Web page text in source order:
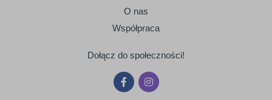
O nas
Współpraca
Dołącz do społeczności!